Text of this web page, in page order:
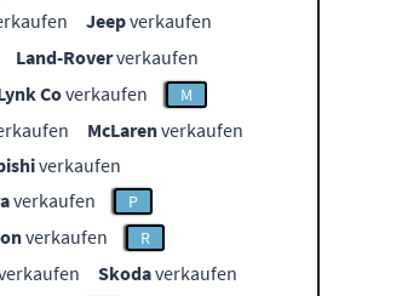
Jeepverkaufen
Land-Roververkaufen
Coverkaufen M
McLarenverkaufen
verkaufen
verkaufen P
verkaufen R
Skodaverkaufen